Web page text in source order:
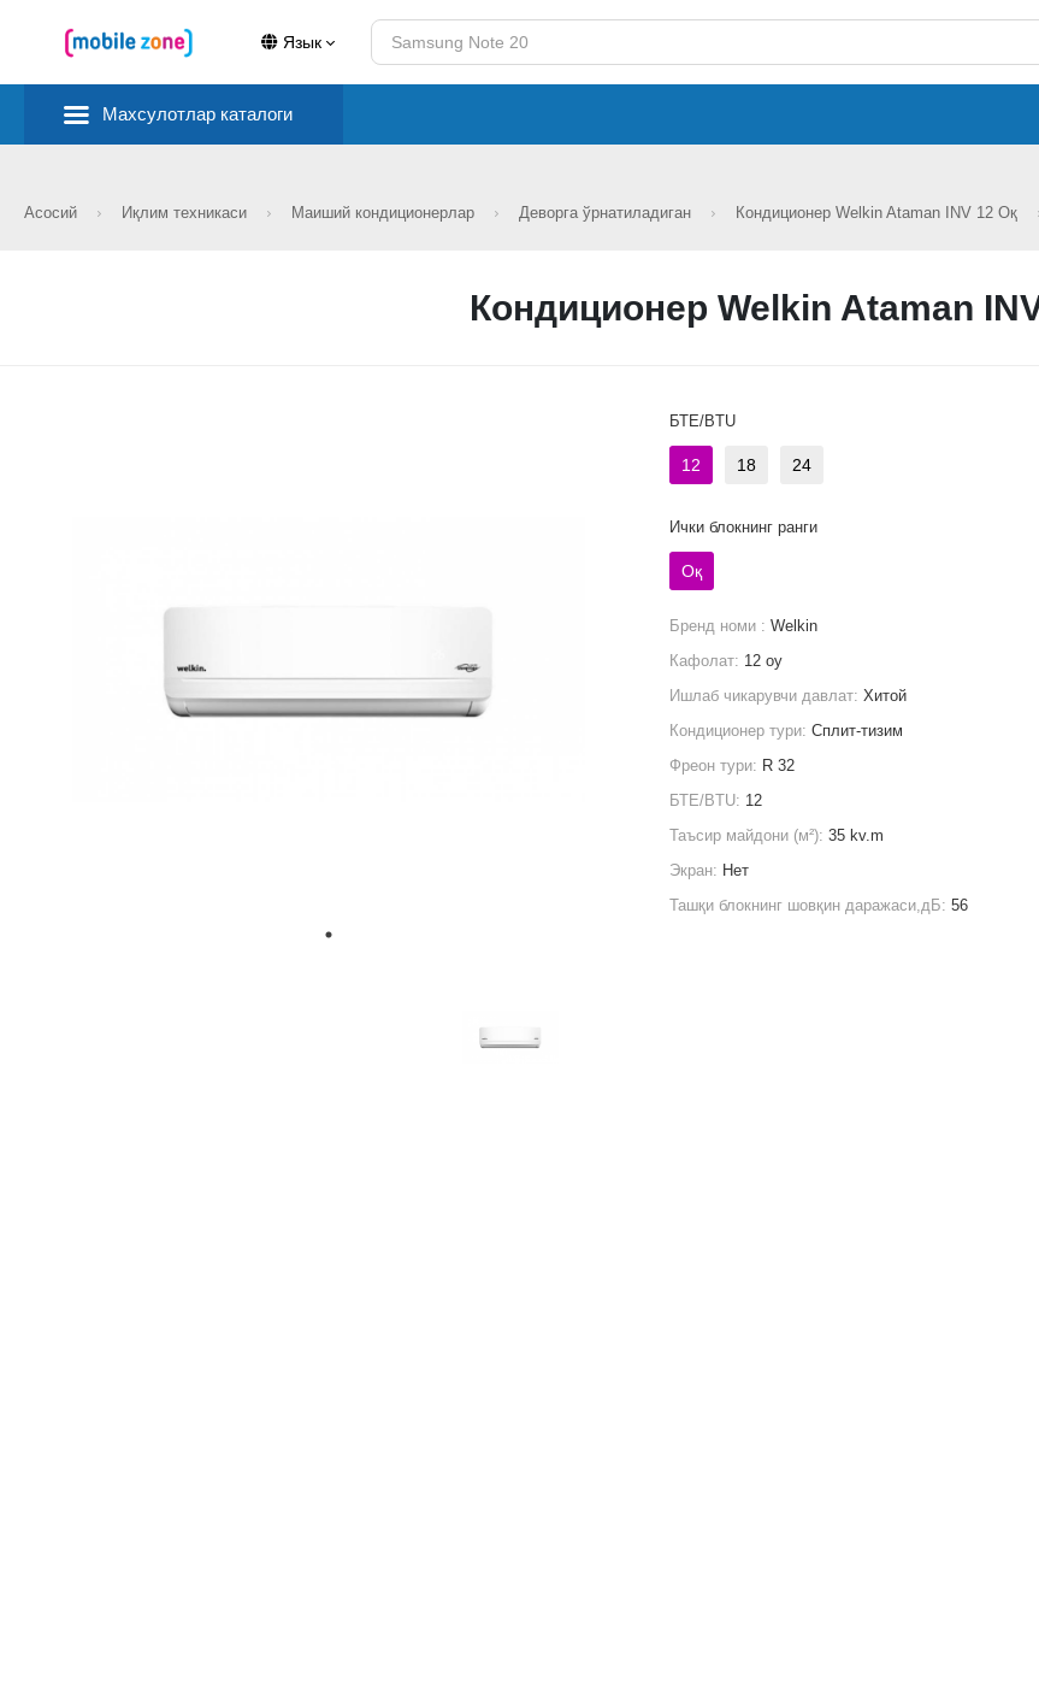
Язык
Махсулотлар каталоги
Асосий Иқлим техникаси Маиший кондиционерлар Деворга ўрнатиладиган Кондиционер Welkin Ataman INV 12 Оқ
Кондиционер Welkin Ataman
БТЕ/BTU
12 18 24
Ички блокнинг ранги
Оқ
Бренд номи :Welkin
Кафолат: 12 oy
Ишлаб чикарувчи давлат:Хитой
Кондиционер тури:Сплит-тизим
Фреон тури: R 32
БТЕ/BTU: 12
Таъсир майдони (м²):35 kv.m
Экран: Нет
Ташқи блокнинг шовқин даражаси,дБ:56